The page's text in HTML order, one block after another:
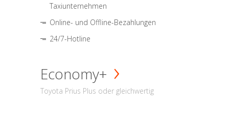
Taxiunternehmen
Online- und Offline-Bezahlungen
24/7-Hotline
Economy+
Toyota Prius Plus oder gleichwertig